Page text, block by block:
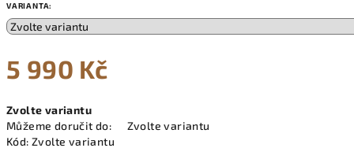
VARIANTA:
5 990 Kč
cena:
Zvolte variantu
Můžeme doručit do:
Zvolte variantu
Kód: Zvolte variantu